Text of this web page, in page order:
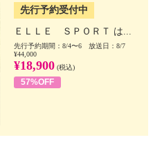
先行予約受付中
ＥＬＬＥ ＳＰＯＲＴ は...
先行予約期間：8/4〜6 放送日：8/7
¥44,000
¥18,900 (税込)
57%OFF